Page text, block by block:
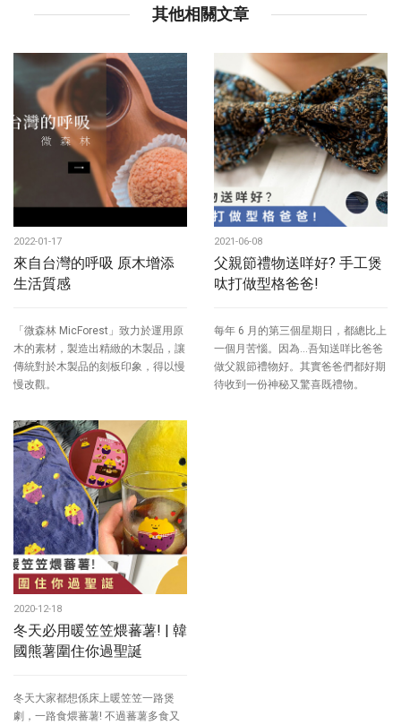
其他相關文章
2022-01-17
來自台灣的呼吸 原木增添
生活質感
「微森林 MicForest」致力於運用原
木的素材，製造出精緻的木製品，讓
傳統對於木製品的刻板印象，得以慢
慢改觀。
2021-06-08
父親節禮物送咩好? 手工煲
呔打做型格爸爸!
每年 6 月的第三個星期日，都總比上
一個月苦惱。因為...吾知送咩比爸爸
做父親節禮物好。其實爸爸們都好期
待收到一份神秘又驚喜既禮物。
2020-12-18
冬天必用暖笠笠煨蕃薯! | 韓
國熊薯圍住你過聖誕
冬天大家都想係床上暖笠笠一路煲
劇，一路食煨蕃薯! 不過蕃薯多食又